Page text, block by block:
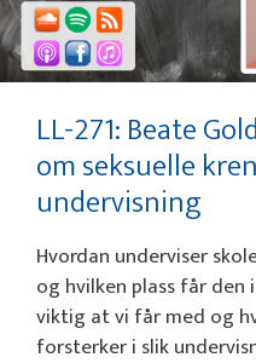
LL-271: Beate
om seksuelle
undervisning
Hvordan underviser
og hvilken plass får den
viktig at vi får med og
forsterker i slik